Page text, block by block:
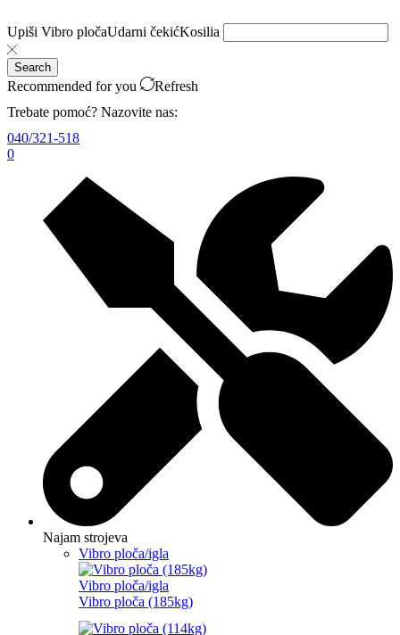
Upiši Vibro pločaUdarni čekićKosilia
Search
Recommended for you
Refresh
Trebate pomoć? Nazovite nas:
040/321-518
0
Najam strojeva
Vibro ploča/igla
Vibro ploča/igla
Vibro ploča (185kg)